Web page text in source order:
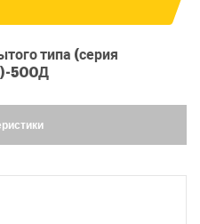
типа (серия
500Д